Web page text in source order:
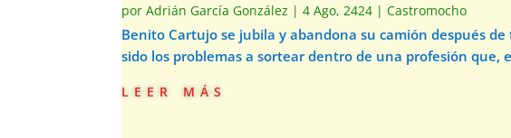
porAdrián García González |4 Ago, 2424 |Castromocho
Benito Cartujo se jubila y abandona su camión después
sido los problemas a sortear dentro de una profesión que,
leer más